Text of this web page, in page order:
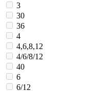
3
30
36
4
4,6,8,12
4/6/8/12
40
6
6/12